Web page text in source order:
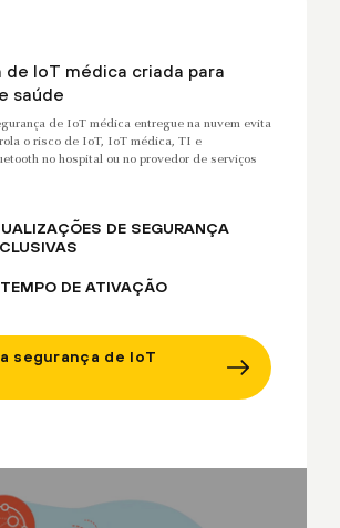
de IoT médica criada para
saúde
de IoT médica entregue na nuvem evita
o risco de IoT, IoT médica, TI e
no hospital ou no provedor de serviços
DE SEGURANÇA
TEMPO DE ATIVAÇÃO
segurança de IoT